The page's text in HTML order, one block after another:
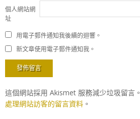
個人網站網
址
用電子郵件通知我後續的迴響。
新文章使用電子郵件通知我。
這個網站採用 Akismet 服務減少垃圾留言。
處理網站訪客的留言資料 。